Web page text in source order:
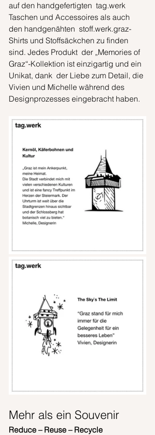
auf den handgefertigten  tag.werk
Taschen und Accessoires als auch
den handgenähten  stoff.werk.graz-
Shirts und Stoffsäckchen zu finden
sind. Jedes Produkt  der „Memories of
Graz“-Kollektion ist einzigartig und ein
Unikat, dank  der Liebe zum Detail, die
Vivien und Michelle während des
Designprozesses eingebracht haben.
Mehr als ein Souvenir
Reduce – Reuse – Recycle